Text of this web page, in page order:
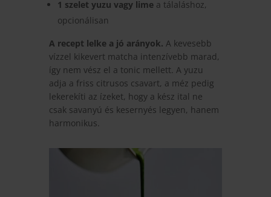
1 szelet yuzu vagy limea tálaláshoz,
opcionálisan
A recept lelke a jó arányok. A kevesebb
vízzel kikevert matcha intenzívebb marad,
így nem vész el a tonic mellett. A yuzu
adja a friss citrusos csavart, a méz pedig
lekerekíti az ízeket, hogy a kész ital ne
csak savanyú és kesernyés legyen, hanem
harmonikus.